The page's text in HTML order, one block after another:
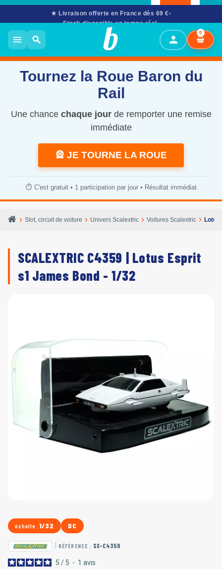
★ Livraison offerte en France dès 69 €
Stock disponible en temps réel
02 61 53 58 90
· Mar–Sam 10h–12h & 14h–17h30
menu search person
0
Tournez la Roue Baron du
Rail
Une chance chaque jourde remporter une remise
immédiate
🎡 JE TOURNE LA ROUE
⏱️ C'est gratuit • 1 participation par jour • Résultat immédiat
chevron_right Slot, circuit de voiture chevron_right Univers Scalextric chevron_right Voitures Scalextric chevron_right Lotus
SCALEXTRIC C4359 | Lotus Esprit
s1 James Bond - 1/32
échelle :1/32 DC
| RÉFÉRENCE : SX-C4359
5 / 5 - 1 avis